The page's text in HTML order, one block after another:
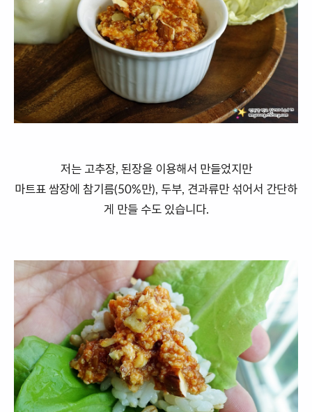
저는 고추장, 된장을 이용해서 만들었지만
마트표 쌈장에 참기름(50%만), 두부, 견과류만 섞어서 간단하
게 만들 수도 있습니다.